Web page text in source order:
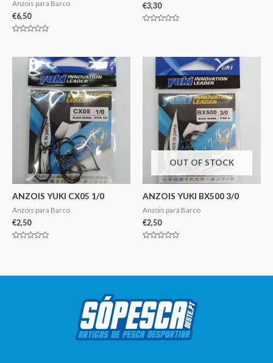
Anzois para Barco
€6,50
5
€3,30
ANZOIS YUKI CX05 1/0
Anzois para Barco
€2,50
OUT OF STOCK
ANZOIS YUKI BX500 3/0
Anzois para Barco
€2,50